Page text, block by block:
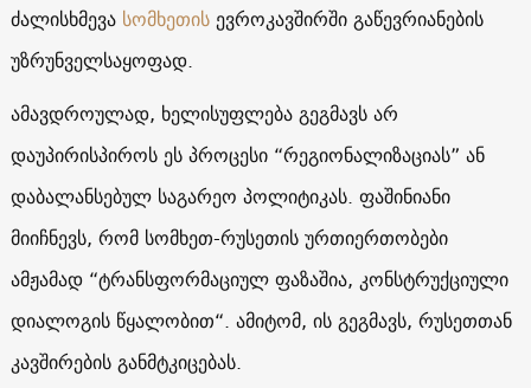
ძალისხმევა სომხეთისევროკავშირში გაწევრიანების
უზრუნველსაყოფად.
ამავდროულად, ხელისუფლება გეგმავს არ
დაუპირისპიროს ეს პროცესი “რეგიონალიზაციას” ან
დაბალანსებულ საგარეო პოლიტიკას. ფაშინიანი
მიიჩნევს, რომ სომხეთ-რუსეთის ურთიერთობები
ამჟამად “ტრანსფორმაციულ ფაზაშია, კონსტრუქციული
დიალოგის წყალობით“. ამიტომ, ის გეგმავს, რუსეთთან
კავშირების განმტკიცებას.